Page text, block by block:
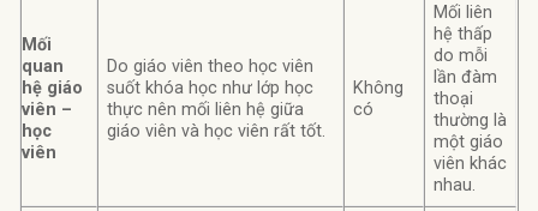
Mối
quan
hệ giáo
viên –
học
viên
Do giáo viên theo học viên
suốt khóa học như lớp học
thực nên mối liên hệ giữa
giáo viên và học viên rất tốt.
Không
có
Mối liên
hệ thấp
do mỗi
lần đàm
thoại
thường là
một giáo
viên khác
nhau.